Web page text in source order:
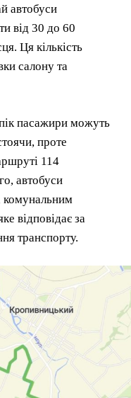
автобуси
від 30 до 60
Ця кількість
салону та
пасажири можуть
проте
114
автобуси
комунальним
відповідає за
транспорту.